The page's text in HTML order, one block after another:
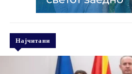
Најчитани